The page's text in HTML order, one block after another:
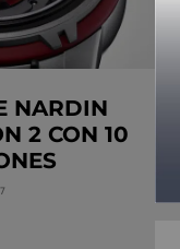
NARDIN
2 CON 10